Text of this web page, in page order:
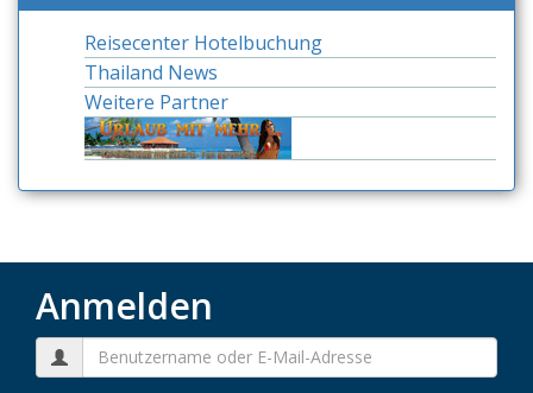
Reisecenter Hotelbuchung
Thailand News
Weitere Partner
Anmelden